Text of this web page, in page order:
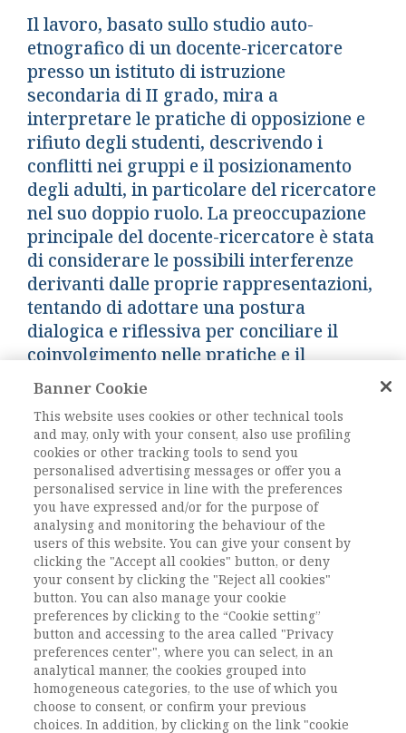
Il lavoro, basato sullo studio auto-
etnografico di un docente-ricercatore
presso un istituto di istruzione
secondaria di II grado, mira a
interpretare le pratiche di opposizione e
rifiuto degli studenti, descrivendo i
conflitti nei gruppi e il posizionamento
degli adulti, in particolare del ricercatore
nel suo doppio ruolo. La preoccupazione
principale del docente-ricercatore è stata
di considerare le possibili interferenze
derivanti dalle proprie rappresentazioni,
tentando di adottare una postura
dialogica e riflessiva per conciliare il
coinvolgimento nelle pratiche e il
distacco analitico. In conclusione,
l’approccio etnografico, dispiegato per un
periodo di osservazione di sette mesi, si
conferma una risorsa per sviluppare la
riflessività, l’immaginazione sociologica e
l’innovazione nei contesti educativi.
DOI:10.1485/2281-2652-202323-2
L'ACCESSO A QUESTO
CONTENUTO E' RISERVATO AGLI
UTENTI ABBONATI
Sei abbonato?ESEGUI L'ACCESSOoppure
Banner Cookie
This website uses cookies or other technical tools
and may, only with your consent, also use profiling
cookies or other tracking tools to send you
personalised advertising messages or offer you a
personalised service in line with the preferences
you have expressed and/or for the purpose of
analysing and monitoring the behaviour of the
users of this website. You can give your consent by
clicking the "Accept all cookies" button, or deny
your consent by clicking the "Reject all cookies"
button. You can also manage your cookie
preferences by clicking to the “Cookie setting”
button and accessing to the area called "Privacy
preferences center", where you can select, in an
analytical manner, the cookies grouped into
homogeneous categories, to the use of which you
choose to consent, or confirm your previous
choices. In addition, by clicking on the link "cookie